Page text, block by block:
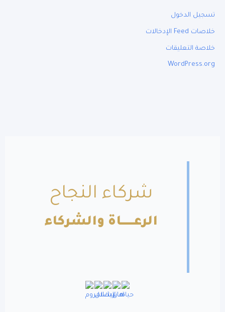
تسجيل الدخول
خلاصات Feed الإدخالات
خلاصة التعليقات
WordPress.org
شركاء النجاح
الرعــــــاة والشركاء